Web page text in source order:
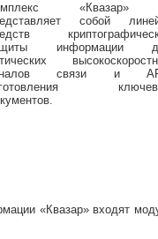
собой
информации
связи и
«Квазар» входят